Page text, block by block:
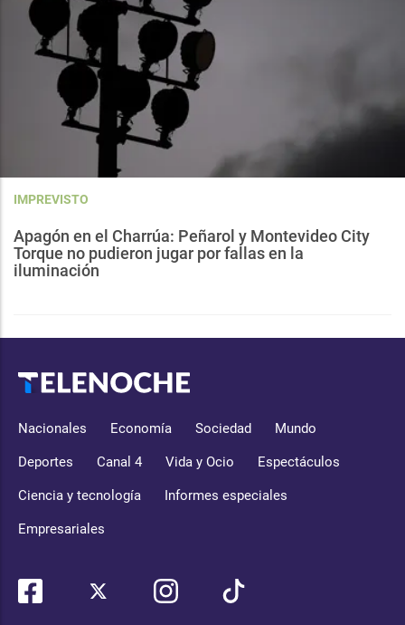
IMPREVISTO
Apagón en el Charrúa: Peñarol y Montevideo City
Torque no pudieron jugar por fallas en la
iluminación
Nacionales Economía Sociedad Mundo
Deportes Canal 4 Vida y Ocio Espectáculos
Ciencia y tecnología Informes especiales
Empresariales